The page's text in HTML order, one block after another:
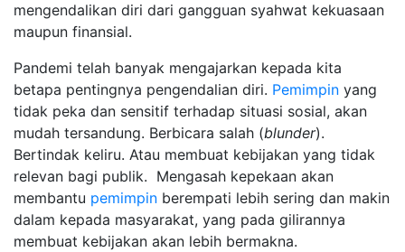
mengendalikan diri dari gangguan syahwat kekuasaan
maupun finansial.
Pandemi telah banyak mengajarkan kepada kita
betapa pentingnya pengendalian diri. Pemimpin yang
tidak peka dan sensitif terhadap situasi sosial, akan
mudah tersandung. Berbicara salah (blunder).
Bertindak keliru. Atau membuat kebijakan yang tidak
relevan bagi publik. Mengasah kepekaan akan
membantu pemimpin berempati lebih sering dan makin
dalam kepada masyarakat, yang pada gilirannya
membuat kebijakan akan lebih bermakna.